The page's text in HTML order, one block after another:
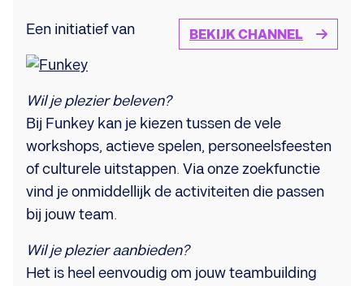
BEKIJK CHANNEL
Een initiatief van
Wil je plezier beleven?
Bij Funkey kan je kiezen tussen de vele
workshops, actieve spelen, personeelsfeesten
of culturele uitstappen. Via onze zoekfunctie
vind je onmiddellijk de activiteiten die passen
bij jouw team.
Wil je plezier aanbieden?
Het is heel eenvoudig om jouw teambuilding